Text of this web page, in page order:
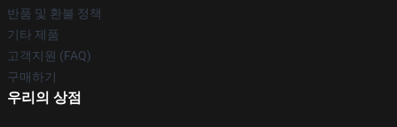
반품 및 환불 정책
기타 제품
고객지원 (FAQ)
구매하기
우리의 상점